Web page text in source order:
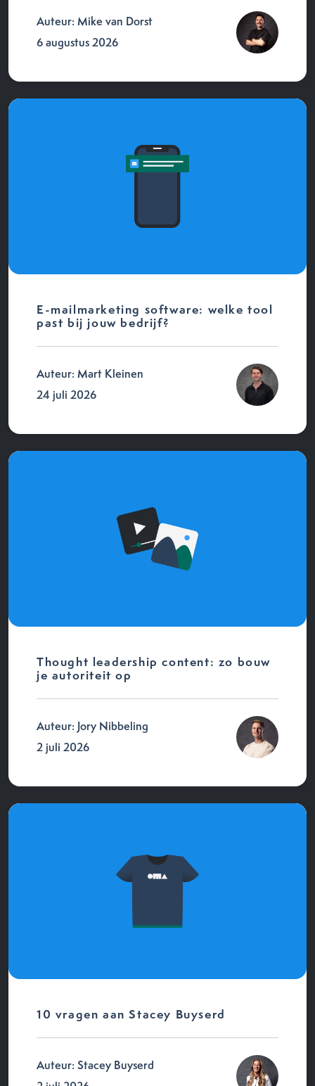
Auteur: Mike van Dorst
6 augustus 2026
E-mailmarketing software: welke tool
past bij jouw bedrijf?
Auteur: Mart Kleinen
24 juli 2026
Thought leadership content: zo bouw
je autoriteit op
Auteur: Jory Nibbeling
2 juli 2026
10 vragen aan Stacey Buyserd
Auteur: Stacey Buyserd